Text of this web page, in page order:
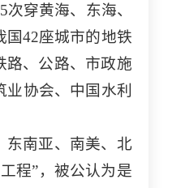
穿黄海、东海、
国42座城市的地铁
路、公路、市政施
协会、中国水利
东南亚、南美、北
程”，被公认为是